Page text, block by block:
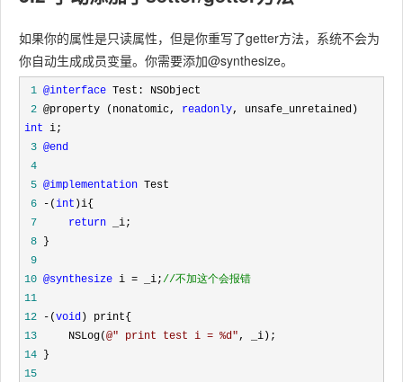
如果你的属性是只读属性，但是你重写了getter方法，系统不会为
你自动生成成员变量。你需要添加@synthesize。
1 @interface
2 @property (nonatomic, readonly
int
3 @end
4
5 @implementation
6 -(int
7
return
8
9
10 @synthesize i = _i;//不加这个会报错
11
12 -(void
13
     NSLog(
@" print test i = %d"
14
15